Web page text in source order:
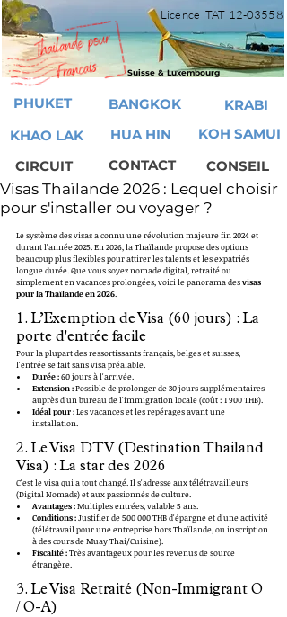
Licence TAT 12-03558
PHUKET BANGKOK
KRABI
KHAO LAK
HUA HIN
KOH SAMUI
CONTACT
CONSEIL
CIRCUIT
Suisse & Luxembourg
Visas Thaïlande 2026 : Lequel choisir
pour s'installer ou voyager ?
Le système des visas a connu une révolution majeure fin 2024 et
durant l'année 2025. En 2026, la Thaïlande propose des options
beaucoup plus flexibles pour attirer les talents et les expatriés
longue durée. Que vous soyez nomade digital, retraité ou
simplement en vacances prolongées, voici le panorama des visas
pour la Thaïlande en 2026.
1. L’Exemption de Visa (60 jours) : La
porte d'entrée facile
Pour la plupart des ressortissants français, belges et suisses,
l'entrée se fait sans visa préalable.
Durée : 60 jours à l'arrivée.
Extension : Possible de prolonger de 30 jours supplémentaires
auprès d'un bureau de l'immigration locale (coût : 1 900 THB).
Idéal pour : Les vacances et les repérages avant une
installation.
2. Le Visa DTV (Destination Thailand
Visa) : La star des 2026
C'est le visa qui a tout changé. Il s'adresse aux télétravailleurs
(Digital Nomads) et aux passionnés de culture.
Avantages : Multiples entrées, valable 5 ans.
Conditions : Justifier de 500 000 THB d'épargne et d'une activité
(télétravail pour une entreprise hors Thaïlande, ou inscription
à des cours de Muay Thai/Cuisine).
Fiscalité : Très avantageux pour les revenus de source
étrangère.
3. Le Visa Retraité (Non-Immigrant O
/ O-A)